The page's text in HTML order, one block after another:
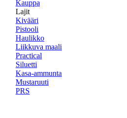
Kauppa
Lajit
Kivääri
Pistooli
Haulikko
Liikkuva maali
Practical
Siluetti
Kasa-ammunta
Mustaruuti
PRS